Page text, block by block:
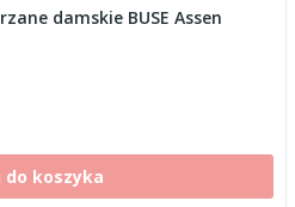
damskie BUSE Assen
do koszyka